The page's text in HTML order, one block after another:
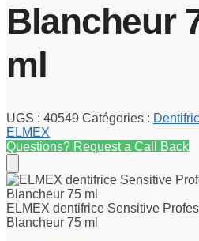
Blancheur
ml
UGS : 40549 Catégories :
ELMEX
Questions? Request a Call Back
ELMEX dentifrice Sensitive
Blancheur 75 ml